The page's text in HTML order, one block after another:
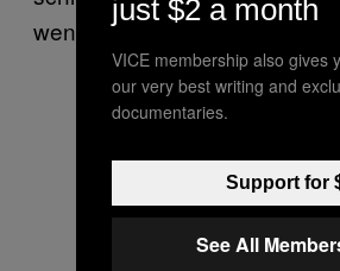
wenige Zeugen erlaubt.
just $2 a month
VICE membership also gives
our very best writing and
documentaries.
Support for
See All